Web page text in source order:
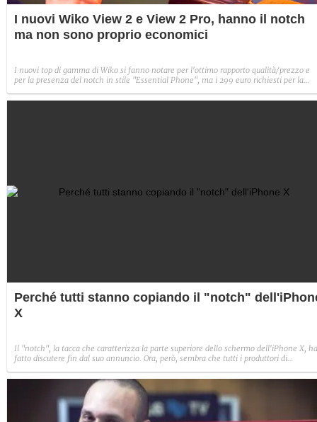
I nuovi Wiko View 2 e View 2 Pro, hanno il notch
ma non sono proprio economici
I nuovi top di gamma di Wiko si fanno notare per l'ottimo rapporto qualità/prezzo e
per la presenza del notch in stile "Essential Phone", ma i 299 euro richiesti per la
Perché tutti stanno copiando il "notch"
X
Il "notch", la tacca che caratterizza la parte superiore dello schermo dell'iPhone X, ha
fatto discutere fin dal suo annuncio. Ora, però, sembra che tutti i produttori di